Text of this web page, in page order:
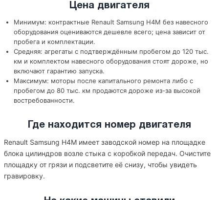
Цена двигателя
Минимум: контрактные Renault Samsung H4M без навесного
оборудования оцениваются дешевле всего; цена зависит от
пробега и комплектации.
Средняя: агрегаты с подтверждённым пробегом до 120 тыс.
км и комплектом навесного оборудования стоят дороже, но
включают гарантию запуска.
Максимум: моторы после капитального ремонта либо с
пробегом до 80 тыс. км продаются дороже из-за высокой
востребованности.
Где находится номер двигателя
Renault Samsung H4M имеет заводской номер на площадке
блока цилиндров возле стыка с коробкой передач. Очистите
площадку от грязи и подсветите её снизу, чтобы увидеть
гравировку.